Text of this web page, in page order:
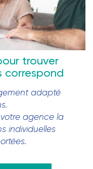
trouver
correspond
adapté
agence la
individuelles